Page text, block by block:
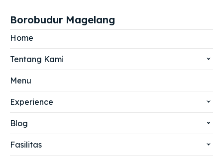
Borobudur Magelang
Home
Tentang Kami
Menu
Experience
Blog
Fasilitas